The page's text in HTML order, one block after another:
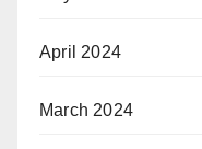
April 2024
March 2024